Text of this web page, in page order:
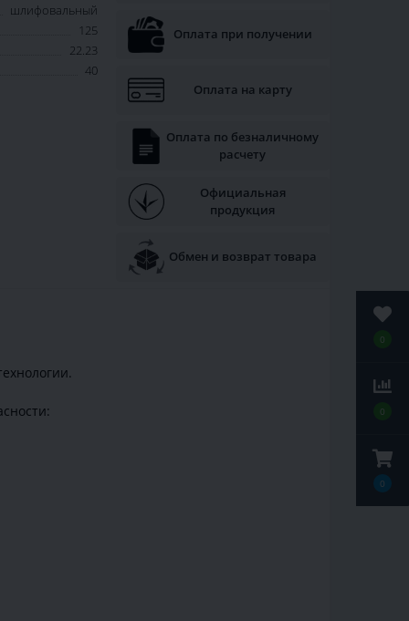
0
0
0
шлифовальный
125
22.23
40
Оплата при получении
Оплата на карту
Оплата по безналичному
расчету
Официальная
продукция
Обмен и возврат товара